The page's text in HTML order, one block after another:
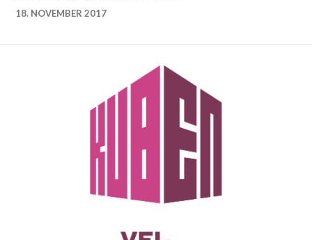
18. NOVEMBER 2017